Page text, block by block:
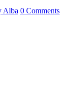
Alba 0 Comments